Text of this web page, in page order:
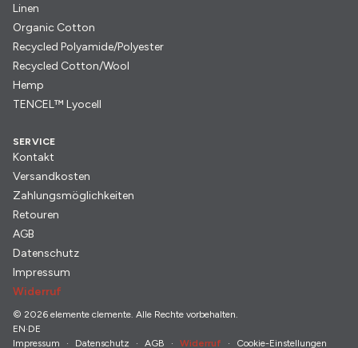
Linen
Organic Cotton
Recycled Polyamide/Polyester
Recycled Cotton/Wool
Hemp
TENCEL™ Lyocell
SERVICE
Kontakt
Versandkosten
Zahlungsmöglichkeiten
Retouren
AGB
Datenschutz
Impressum
Widerruf
© 2026 elemente clemente. Alle Rechte vorbehalten.
EN·DE
Impressum
Datenschutz AGB Widerruf Cookie-Einstellungen